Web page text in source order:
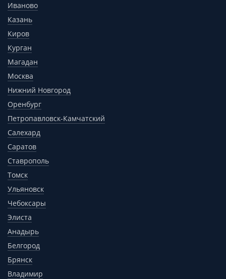
Иваново
Казань
Киров
Курган
Магадан
Москва
Нижний Новгород
Оренбург
Петропавловск-Камчатский
Салехард
Саратов
Ставрополь
Томск
Ульяновск
Чебоксары
Элиста
Анадырь
Белгород
Брянск
Владимир